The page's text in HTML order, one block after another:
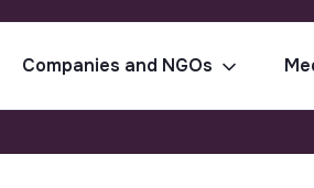
Companies and NGOs